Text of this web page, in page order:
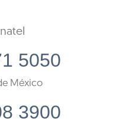
5050
México
3900